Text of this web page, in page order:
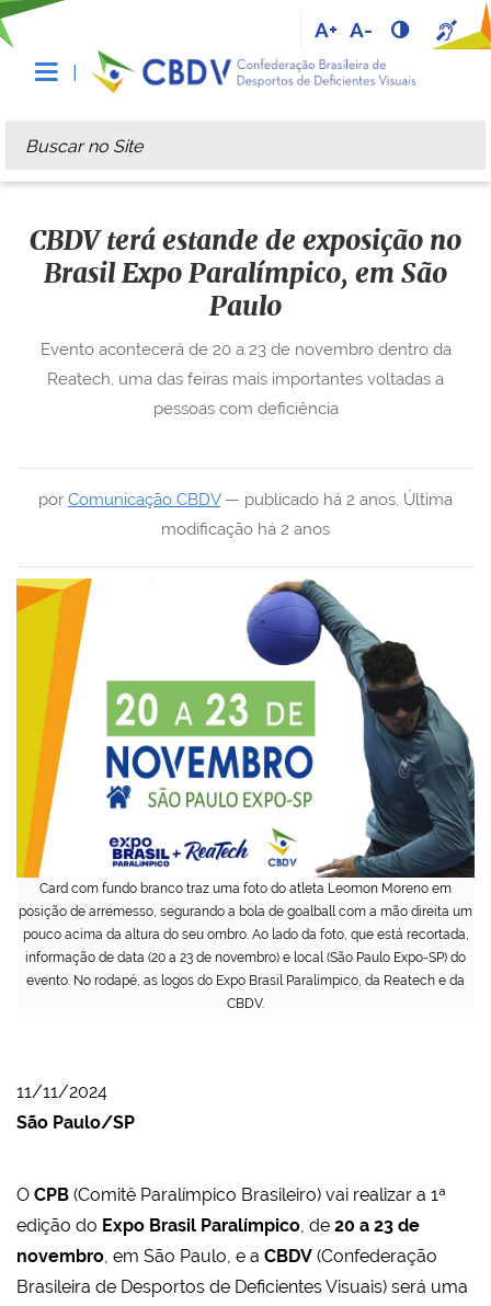
A+ A-
Busca
Busca Avançada…
Card com fundo branco traz uma foto do atleta Leomon Moreno em
posição de arremesso, segurando a bola de goalball com a mão direita um
pouco acima da altura do seu ombro. Ao lado da foto, que está recortada,
informação de data (20 a 23 de novembro) e local (São Paulo Expo-SP) do
evento. No rodapé, as logos do Expo Brasil Paralímpico, da Reatech e da
CBDV.
CBDV terá estande de exposição no
Brasil Expo Paralímpico, em São
Paulo
por Comunicação CBDV— publicado há 2 anos, Última
modificação há 2 anos
Evento acontecerá de 20 a 23 de novembro dentro da
Reatech, uma das feiras mais importantes voltadas a
pessoas com deficiência
11/11/2024
São Paulo/SP
O CPB (Comitê Paralímpico Brasileiro) vai realizar a 1ª
edição do Expo Brasil Paralímpico, de 20 a 23 de
novembro, em São Paulo, e a CBDV (Confederação
Brasileira de Desportos de Deficientes Visuais) será uma